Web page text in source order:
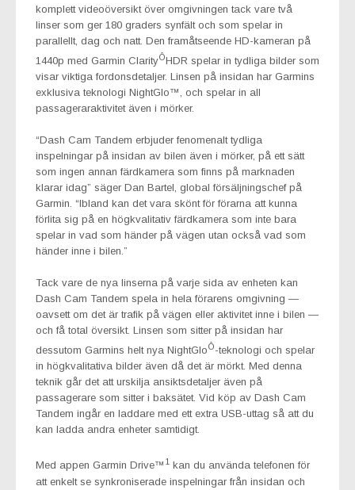
komplett videoöversikt över omgivningen tack vare två
linser som ger 180 graders synfält och som spelar in
parallellt, dag och natt. Den framåtseende HD-kameran på
1440p med Garmin ClarityÔHDR spelar in tydliga bilder som
visar viktiga fordonsdetaljer. Linsen på insidan har Garmins
exklusiva teknologi NightGlo™, och spelar in all
passageraraktivitet även i mörker.
“Dash Cam Tandem erbjuder fenomenalt tydliga
inspelningar på insidan av bilen även i mörker, på ett sätt
som ingen annan färdkamera som finns på marknaden
klarar idag” säger Dan Bartel, global försäljningschef på
Garmin. “Ibland kan det vara skönt för förarna att kunna
förlita sig på en högkvalitativ färdkamera som inte bara
spelar in vad som händer på vägen utan också vad som
händer inne i bilen.”
Tack vare de nya linserna på varje sida av enheten kan
Dash Cam Tandem spela in hela förarens omgivning —
oavsett om det är trafik på vägen eller aktivitet inne i bilen —
och få total översikt. Linsen som sitter på insidan har
dessutom Garmins helt nya NightGloÔ-teknologi och spelar
in högkvalitativa bilder även då det är mörkt. Med denna
teknik går det att urskilja ansiktsdetaljer även på
passagerare som sitter i baksätet. Vid köp av Dash Cam
Tandem ingår en laddare med ett extra USB-uttag så att du
kan ladda andra enheter samtidigt.
Med appen Garmin Drive™ 1 kan du använda telefonen för
att enkelt se synkroniserade inspelningar från insidan och